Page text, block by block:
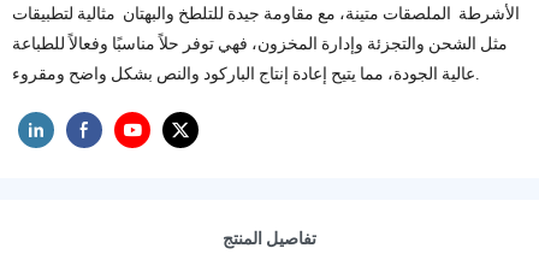
الأشرطة الملصقات متينة، مع مقاومة جيدة للتلطخ والبهتان مثالية لتطبيقات
مثل الشحن والتجزئة وإدارة المخزون، فهي توفر حلاً مناسبًا وفعالاً للطباعة
عالية الجودة، مما يتيح إعادة إنتاج الباركود والنص بشكل واضح ومقروء.
تفاصيل المنتج